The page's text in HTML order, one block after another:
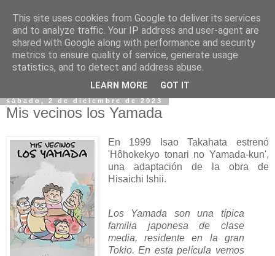
sábado, 2 de diciembre de 2023
Mis vecinos los Yamada
En 1999 Isao Takahata estrenó
'Hôhokekyo tonari no Yamada-kun',
una adaptación de la obra de
Hisaichi Ishii.
Los Yamada son una típica
familia japonesa de clase
media, residente en la gran
Tokio. En esta película vemos
This site uses cookies from Google to deliver its services
and to analyze traffic. Your IP address and user-agent are
shared with Google along with performance and security
metrics to ensure quality of service, generate usage
statistics, and to detect and address abuse.
LEARN MORE GOT IT